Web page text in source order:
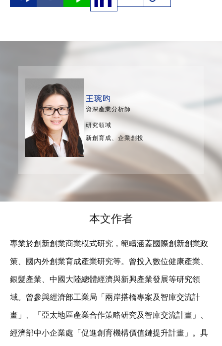
王琬昀
資深產業分析師
研究領域
新創育成、企業創投
本文作者
專業於創新創業商業模式研究，範疇涵蓋國際創新創業政
策、國內外創業育成產業研究等。曾投入數位健康產業、
銀髮產業、中國大陸總體經濟與新興產業發展等研究領
域。曾參與經濟部工業局「兩岸搭橋專案及智庫交流計
畫」、「亞太地區產業合作策略研究及智庫交流計畫」、
經濟部中小企業處「促進創育機構價值鏈提升計畫」。具